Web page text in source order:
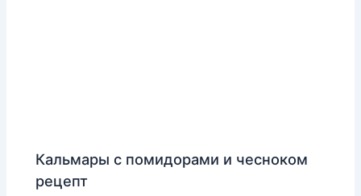
Кальмары с помидорами и чесноком
рецепт